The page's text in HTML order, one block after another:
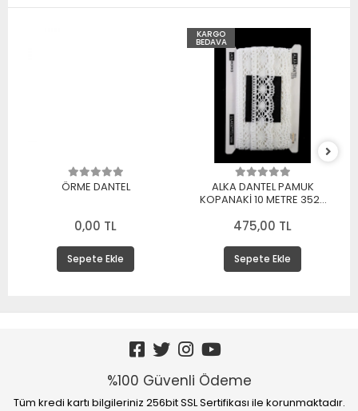
ÖRME DANTEL
0,00 TL
Sepete Ekle
KARGO
BEDAVA
ALKA DANTEL PAMUK
KOPANAKİ 10 METRE 3520
475,00 TL
Sepete Ekle
%100 Güvenli Ödeme
Tüm kredi kartı bilgileriniz 256bit SSL Sertifikası ile korunmaktadır.